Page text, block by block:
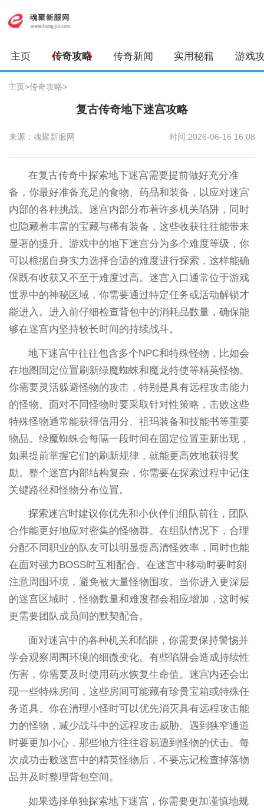
主页 传奇攻略 传奇新闻 实用秘籍 游戏
主页>传奇攻略>
复古传奇地下迷宫攻略
来源：魂聚新服网 时间:2026-06-16 16:08
在复古传奇中探索地下迷宫需要提前做好充分准
备，你最好准备充足的食物、药品和装备，以应对迷宫
内部的各种挑战。迷宫内部分布着许多机关陷阱，同时
也隐藏着丰富的宝藏与稀有装备，这些收获往往能带来
显著的提升。游戏中的地下迷宫分为多个难度等级，你
可以根据自身实力选择合适的难度进行探索，这样能确
保既有收获又不至于难度过高。迷宫入口通常位于游戏
世界中的神秘区域，你需要通过特定任务或活动解锁才
能进入。进入前仔细检查背包中的消耗品数量，确保能
够在迷宫内坚持较长时间的持续战斗。
地下迷宫中往往包含多个NPC和特殊怪物，比如会
在地图固定位置刷新绿魔蜘蛛和魔龙特使等精英怪物。
你需要灵活躲避怪物的攻击，特别是具有远程攻击能力
的怪物。面对不同怪物时要采取针对性策略，击败这些
特殊怪物通常能获得信用分、祖玛装备和技能书等重要
物品。绿魔蜘蛛会每隔一段时间在固定位置重新出现，
如果提前掌握它们的刷新规律，就能更高效地获得奖
励。整个迷宫内部结构复杂，你需要在探索过程中记住
关键路径和怪物分布位置。
探索迷宫时建议你优先和小伙伴们组队前往，团队
合作能更好地应对密集的怪物群。在组队情况下，合理
分配不同职业的队友可以明显提高清怪效率，同时也能
在面对强力BOSS时互相配合。在迷宫中移动时要时刻
注意周围环境，避免被大量怪物围攻。当你进入更深层
的迷宫区域时，怪物数量和难度都会相应增加，这时候
更需要团队成员间的默契配合。
面对迷宫中的各种机关和陷阱，你需要保持警惕并
学会观察周围环境的细微变化。有些陷阱会造成持续性
伤害，你需要及时使用药水恢复生命值。迷宫内还会出
现一些特殊房间，这些房间可能藏有珍贵宝箱或特殊任
务道具。你在清理小怪时可以优先消灭具有远程攻击能
力的怪物，减少战斗中的远程攻击威胁。遇到狭窄通道
时要更加小心，那些地方往往容易遭到怪物的伏击。每
次成功击败迷宫中的精英怪物后，不要忘记检查掉落物
品并及时整理背包空间。
如果选择单独探索地下迷宫，你需要更加谨慎地规